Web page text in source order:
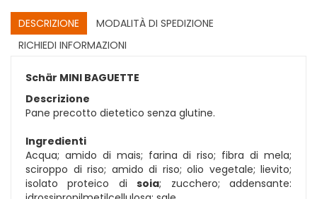
DESCRIZIONE
MODALITÀ DI SPEDIZIONE
RICHIEDI INFORMAZIONI
Schär MINI BAGUETTE
Descrizione
Pane precotto dietetico senza glutine.
Ingredienti
Acqua; amido di mais; farina di riso; fibra di mela;
sciroppo di riso; amido di riso; olio vegetale; lievito;
isolato proteico disoia; zucchero; addensante: